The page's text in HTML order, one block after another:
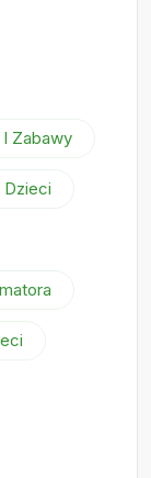
I Zabawy
Dzieci